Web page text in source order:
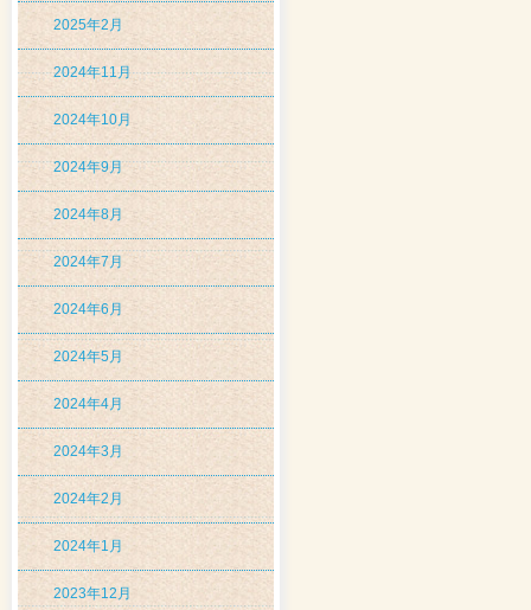
2025年2月
2024年11月
2024年10月
2024年9月
2024年8月
2024年7月
2024年6月
2024年5月
2024年4月
2024年3月
2024年2月
2024年1月
2023年12月